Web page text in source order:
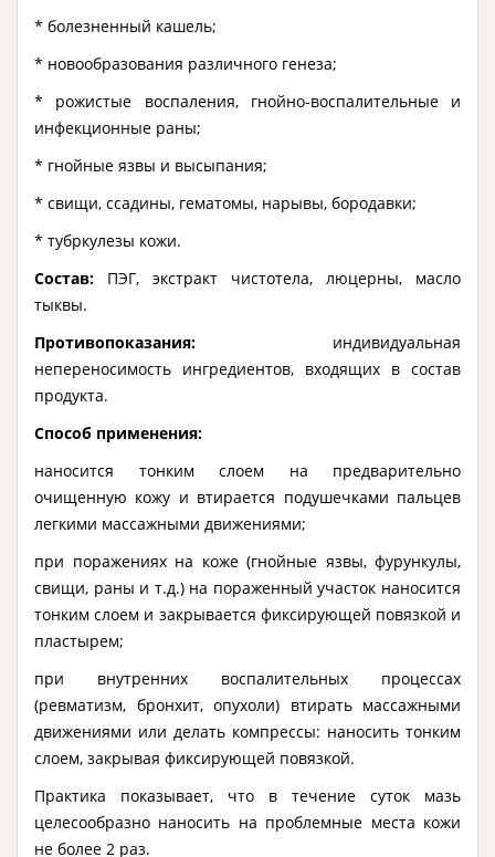
* болезненный кашель;
* новообразования различного генеза;
* рожистые воспаления, гнойно-воспалительные и
инфекционные раны;
* гнойные язвы и высыпания;
* свищи, ссадины, гематомы, нарывы, бородавки;
* тубркулезы кожи.
Состав: ПЭГ, экстракт чистотела, люцерны, масло
тыквы.
Противопоказания: индивидуальная
непереносимость ингредиентов, входящих в состав
продукта.
Способ применения:
наносится тонким слоем на предварительно
очищенную кожу и втирается подушечками пальцев
легкими массажными движениями;
при поражениях на коже (гнойные язвы, фурункулы,
свищи, раны и т.д.) на пораженный участок наносится
тонким слоем и закрывается фиксирующей повязкой и
пластырем;
при внутренних воспалительных процессах
(ревматизм, бронхит, опухоли) втирать массажными
движениями или делать компрессы: наносить тонким
слоем, закрывая фиксирующей повязкой.
Практика показывает, что в течение суток мазь
целесообразно наносить на проблемные места кожи
не более 2 раз.